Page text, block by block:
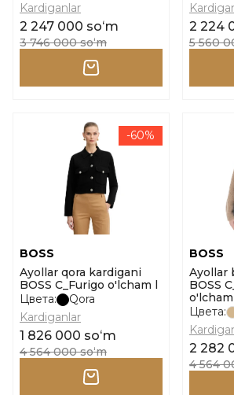
Kardiganlar
2 247 000 soʻm
3 746 000 soʻm
2 224
5 560
-60%
BOSS
Ayollar qora kardigani
BOSS C_Furigo o'lcham l
Цвета:
Qora
Kardiganlar
1 826 000 soʻm
4 564 000 soʻm
BOSS
Ayollar
BOSS
Цвета:
2 282
4 564